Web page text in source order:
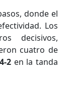
donde el
Los
decisivos,
cuatro de
4-2en la tanda